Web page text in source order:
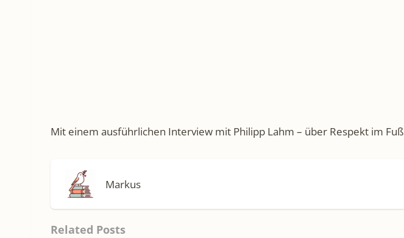
Mit einem ausführlichen Interview mit Philipp Lahm – über Respekt im
Markus
Related Posts